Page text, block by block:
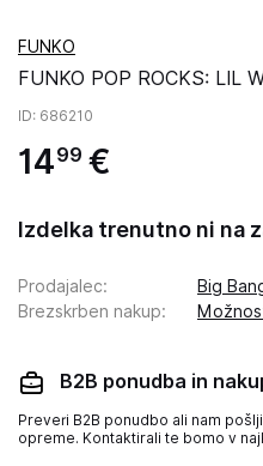
FUNKO
FUNKO POP ROCKS: LIL
ID: 686210
1499 €
Izdelka trenutno ni na
Prodajalec:
Big
Brezskrben nakup:
B2B ponudba in
Preveri B2B ponudbo ali nam
opreme. Kontaktirali te bomo v